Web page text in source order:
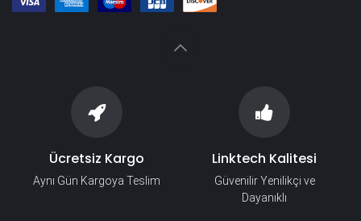
Ücretsiz Kargo
Aynı Gün Kargoya Teslim
Linktech Kalitesi
Güvenilir Yenilikçi ve
Dayanıklı